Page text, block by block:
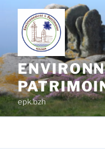
Aller
contenu
principal
epk.bzh